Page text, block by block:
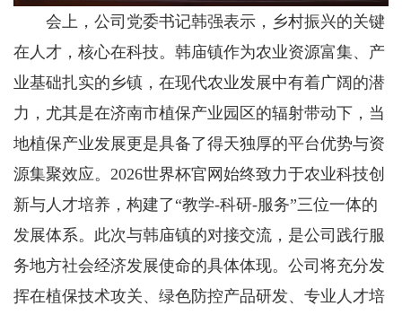
会上，公司党委书记韩强表示，乡村振兴的关键
在人才，核心在科技。韩庙镇作为农业资源富集、产
业基础扎实的乡镇，在现代农业发展中有着广阔的潜
力，尤其是在济南市植保产业园区的辐射带动下，当
地植保产业发展更是具备了得天独厚的平台优势与资
源集聚效应。2026世界杯官网始终致力于农业科技创
新与人才培养，构建了“教学-科研-服务”三位一体的
发展体系。此次与韩庙镇的对接交流，是公司践行服
务地方社会经济发展使命的具体体现。公司将充分发
挥在植保技术攻关、绿色防控产品研发、专业人才培